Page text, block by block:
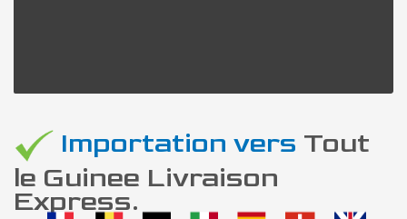
Importation vers Tout
le Guinee Livraison
Express.